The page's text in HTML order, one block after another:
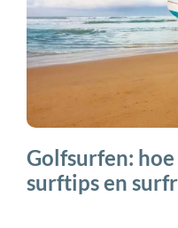
Golfsurfen:
surftips en